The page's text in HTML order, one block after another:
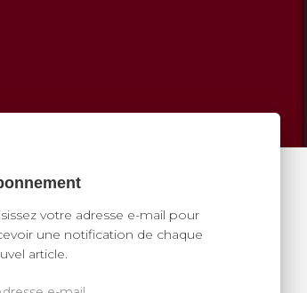
votre adresse e-mail pour
une notification de chaque
article.